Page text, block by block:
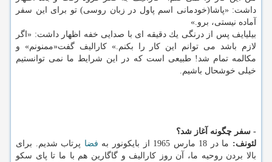
داشت: «پاشا(خودمانی اسم پاول در زبان روسی) تو برای این سفر
آماده نیستی، برو.»
بیلیایف پس از درنگی یك دقیقه ای با صدایی خفه اظهار داشت: «اگر
لازم باشد می توانم این كار را بكنم.» كارالیف گفت«ممنونم» و
مكالمه تمام شد! طبیعی است كه در این شرایط ما نمی توانستیم
خیلی خوشحال باشیم.
- سفر چگونه آغاز شد؟
لئونف: ما در 18 مارس 1965 از بایكونور به فضا پرتاب شدیم. برای
بالا بردن روحیه ما، آن روز كارالیف و گاگارین هم با ما تا پای سكو